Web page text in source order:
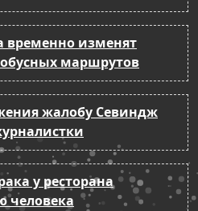
временно изменят
маршрутов
жалобу Севиндж
у ресторана
человека